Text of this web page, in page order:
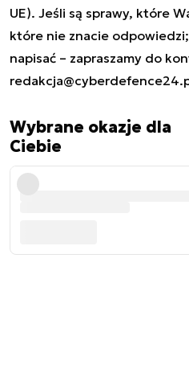
UE). Jeśli są sprawy, które
które nie znacie
napisać – zapraszamy do
Wybrane okazje dla
Ciebie